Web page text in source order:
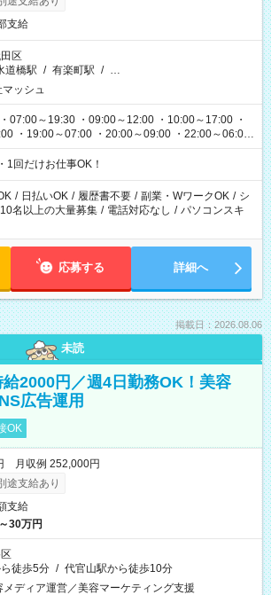
支給
区
道橋駅 / 有楽町駅 / …
ッシュ
07:00～19:30 ・09:00～12:00 ・10:00～17:00 ・
・19:00～07:00 ・20:00～09:00 ・22:00～06:00
紹介！ ※シフトは
1回だけお仕事OK！
/ 日払いOK / 履歴書不要 / 副業・WワークOK / シ
10名以上の大量募集 / 電話対応なし / パソコンスキ
応募する 詳細へ
掲載日：2026.08.06
未読
2000円／週4日勤務OK！美容
広告運用
OK
月収例 252,000円
途支給あり
支給
30万円
徒歩5分 / 代官山駅から徒歩10分
メディア運営／美容マーケティング支援